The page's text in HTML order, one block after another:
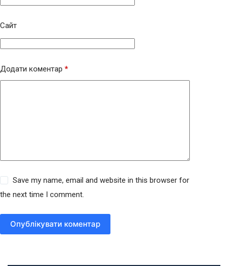
Сайт
Додати коментар *
Save my name, email and website in this browser for
the next time I comment.
Опублікувати коментар